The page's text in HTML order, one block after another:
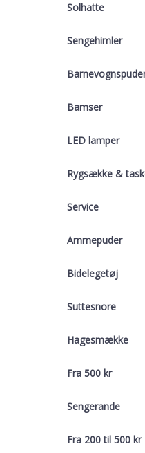
Solhatte
Sengehimler
Bamser
LED lamper
Rygsække &
Service
Ammepuder
Bidelegetøj
Suttesnore
Hagesmække
Fra 500 kr
Sengerande
Fra 200 til 500 kr